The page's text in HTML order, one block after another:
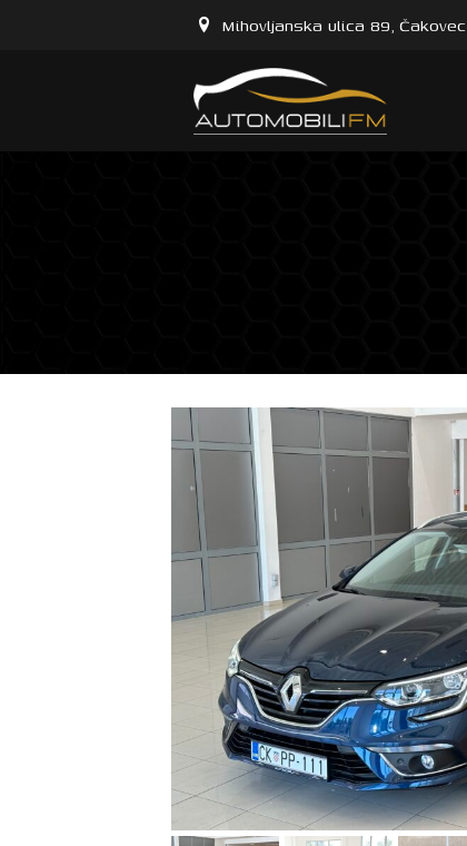
Mihovljanska ulica 89, Čakovec